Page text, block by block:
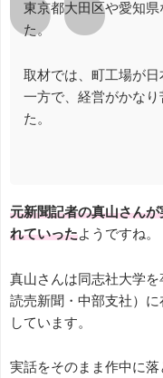
東京都大田区や愛知
た。
取材では、町工場が
一方で、経営がかなり
た。
元新聞記者の真山さん
れていったようですね。
真山さんは同志社大学
読売新聞・中部支社）
しています。
実話をそのまま作中に